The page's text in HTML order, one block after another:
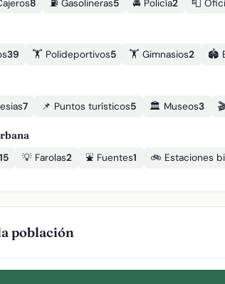
8 ⛽ Gasolineras5 🚔 Policía2 📮
39 🏋️ Polideportivos5 🏋️ Gimnasios2 🏟️
7 📌 Puntos turísticos5 🏛️ Museos3
15 💡 Farolas2 ⛲ Fuentes1 🚲 Estaciones
población